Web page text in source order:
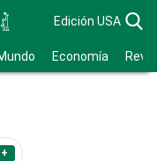
Edición USA
Economía